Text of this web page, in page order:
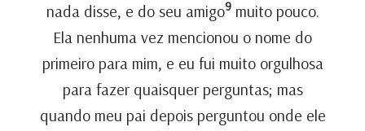
nada disse, e do seu amigo9muito pouco.
Ela nenhuma vez mencionou o nome do
primeiro para mim, e eu fui muito orgulhosa
para fazer quaisquer perguntas; mas
quando meu pai depois perguntou onde ele